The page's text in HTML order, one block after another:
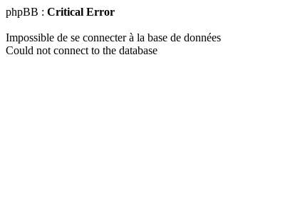
phpBB : Critical Error
Impossible de se connecter à la base de données
Could not connect to the database